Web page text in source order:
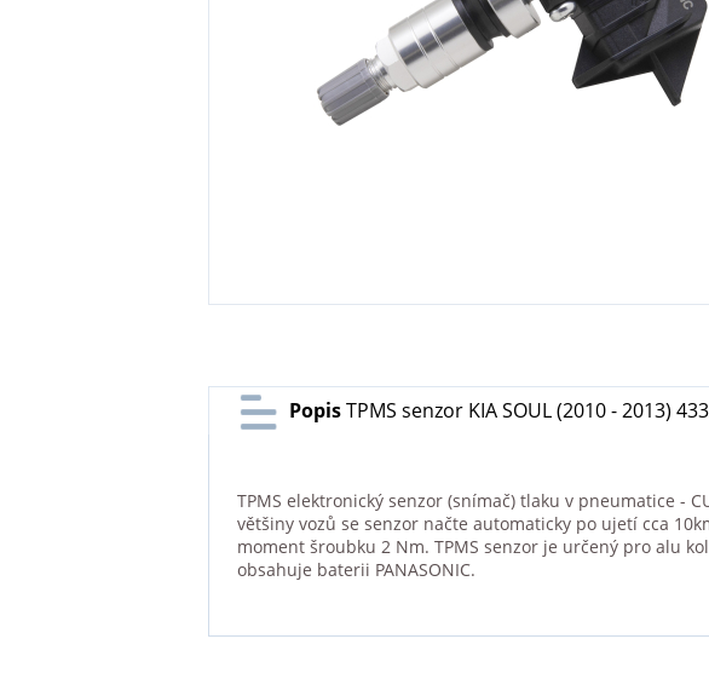
PopisTPMS senzor KIA SOUL (2010 - 2013)
TPMS elektronický senzor (snímač) tlaku v pneumatice -
většiny vozů se senzor načte automaticky po ujetí cca
moment šroubku 2 Nm. TPMS senzor je určený pro alu
obsahuje baterii PANASONIC.